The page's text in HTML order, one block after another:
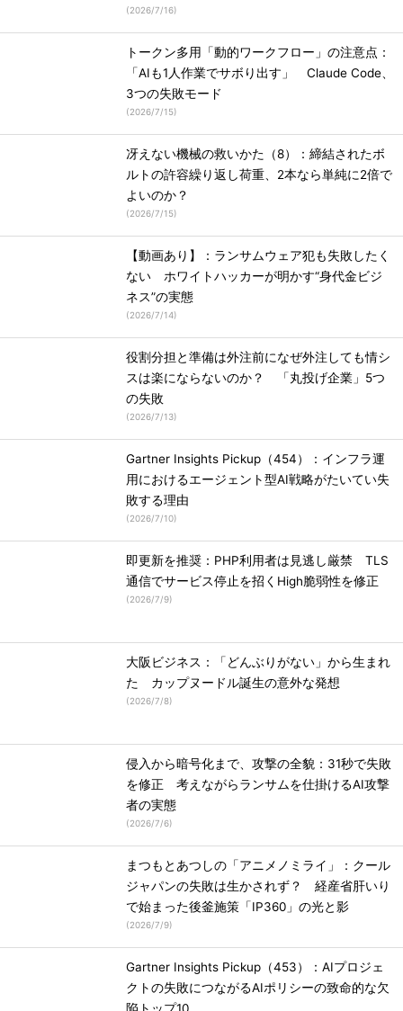
(2026/7/16)
トークン多用「動的ワークフロー」の注意点：
「AIも1人作業でサボり出す」 Claude Code、
3つの失敗モード
(2026/7/15)
冴えない機械の救いかた（8）：締結されたボ
ルトの許容繰り返し荷重、2本なら単純に2倍で
よいのか？
(2026/7/15)
【動画あり】：ランサムウェア犯も失敗したく
ない ホワイトハッカーが明かす“身代金ビジ
ネス”の実態
(2026/7/14)
役割分担と準備は外注前になぜ外注しても情シ
スは楽にならないのか？ 「丸投げ企業」5つ
の失敗
(2026/7/13)
Gartner Insights Pickup（454）：インフラ運
用におけるエージェント型AI戦略がたいてい失
敗する理由
(2026/7/10)
即更新を推奨：PHP利用者は見逃し厳禁 TLS
通信でサービス停止を招くHigh脆弱性を修正
(2026/7/9)
大阪ビジネス：「どんぶりがない」から生まれ
た カップヌードル誕生の意外な発想
(2026/7/8)
侵入から暗号化まで、攻撃の全貌：31秒で失敗
を修正 考えながらランサムを仕掛けるAI攻撃
者の実態
(2026/7/6)
まつもとあつしの「アニメノミライ」：クール
ジャパンの失敗は生かされず？ 経産省肝いり
で始まった後釜施策「IP360」の光と影
(2026/7/9)
Gartner Insights Pickup（453）：AIプロジェ
クトの失敗につながるAIポリシーの致命的な欠